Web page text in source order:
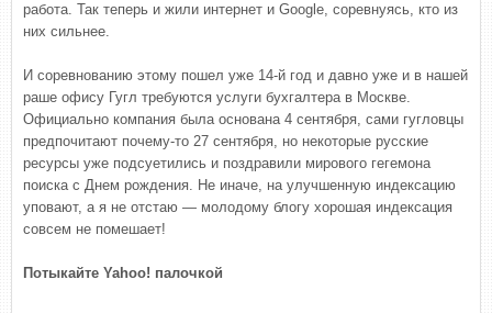
работа. Так теперь и жили интернет и Google, соревнуясь, кто из
них сильнее.
И соревнованию этому пошел уже 14-й год и давно уже и в нашей
раше офису Гугл требуются услуги бухгалтера в Москве.
Официально компания была основана 4 сентября, сами гугловцы
предпочитают почему-то 27 сентября, но некоторые русские
ресурсы уже подсуетились и поздравили мирового гегемона
поиска с Днем рождения. Не иначе, на улучшенную индексацию
уповают, а я не отстаю — молодому блогу хорошая индексация
совсем не помешает!
Потыкайте Yahoo! палочкой